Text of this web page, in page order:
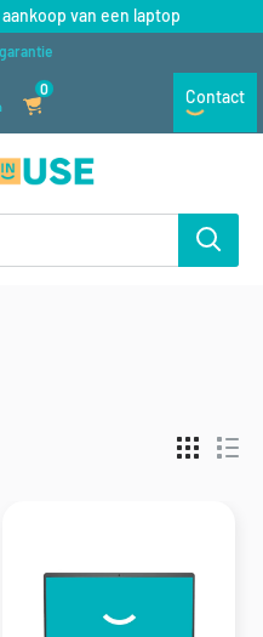
van een laptop
0 Contact